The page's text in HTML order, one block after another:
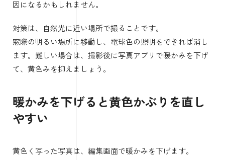
iPhone撮影で色味が黄色くなる原因と直
し方
電球色の照明では写真が黄色くなり
やすい
室内で撮ると写真が黄色くなる場合、原因は照明です。